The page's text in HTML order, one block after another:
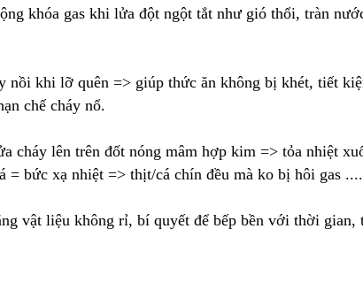
khóa gas khi lửa đột ngột tắt như gió thổi, tràn
nồi khi lỡ quên => giúp thức ăn không bị khét, tiết
chế cháy nổ.
cháy lên trên đốt nóng mâm hợp kim => tỏa nhiệt
= bức xạ nhiệt => thịt/cá chín đều mà ko bị hôi gas ....
vật liệu không rỉ, bí quyết để bếp bền với thời gian,